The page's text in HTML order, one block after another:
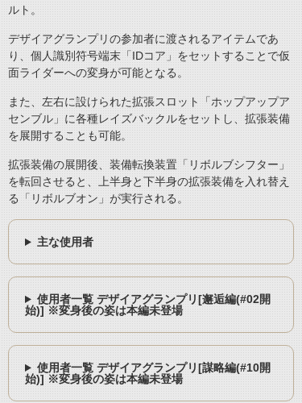
ルト。
デザイアグランプリの参加者に渡されるアイテムであ
り、個人識別符号端末「IDコア」をセットすることで仮
面ライダーへの変身が可能となる。
また、左右に設けられた拡張スロット「ホップアップア
センブル」に各種レイズバックルをセットし、拡張装備
を展開することも可能。
拡張装備の展開後、装備転換装置「リボルブシフター」
を転回させると、上半身と下半身の拡張装備を入れ替え
る「リボルブオン」が実行される。
主な使用者
使用者一覧 デザイアグランプリ[邂逅編(#02開
始)] ※変身後の姿は本編未登場
使用者一覧 デザイアグランプリ[謀略編(#10開
始)] ※変身後の姿は本編未登場